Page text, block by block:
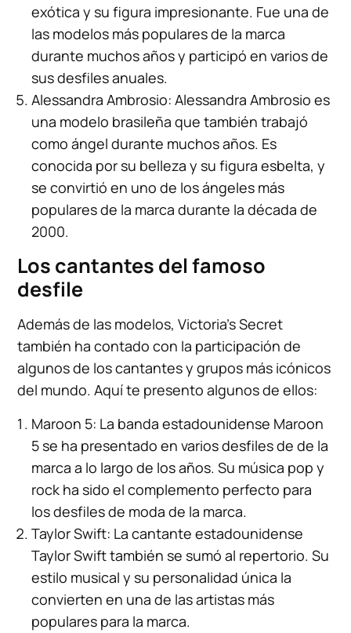
exótica y su figura impresionante. Fue una de
las modelos más populares de la marca
durante muchos años y participó en varios de
sus desfiles anuales.
Alessandra Ambrosio: Alessandra Ambrosio es
una modelo brasileña que también trabajó
como ángel durante muchos años. Es
conocida por su belleza y su figura esbelta, y
se convirtió en uno de los ángeles más
populares de la marca durante la década de
2000.
Los cantantes del famoso
desfile
Además de las modelos, Victoria’s Secret
también ha contado con la participación de
algunos de los cantantes y grupos más icónicos
del mundo. Aquí te presento algunos de ellos:
Maroon 5: La banda estadounidense Maroon
5 se ha presentado en varios desfiles de de la
marca a lo largo de los años. Su música pop y
rock ha sido el complemento perfecto para
los desfiles de moda de la marca.
Taylor Swift: La cantante estadounidense
Taylor Swift también se sumó al repertorio. Su
estilo musical y su personalidad única la
convierten en una de las artistas más
populares para la marca.